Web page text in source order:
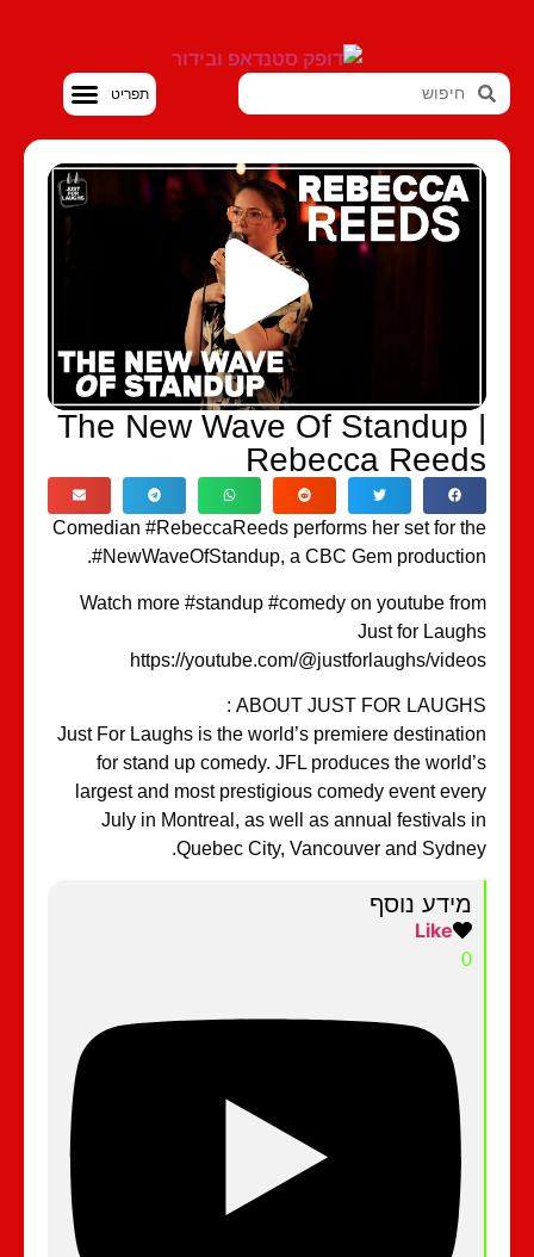
The New Wave Of Standup
Rebecca
Comedian #RebeccaReeds performs her set for
#NewWaveOfStandup, a CBC Gem
Watch more #standup #comedy on youtube
Just for
https://youtube.com/@justforlaughs/
ABOUT JUST FOR
Just For Laughs is the world’s premiere
for stand up comedy. JFL produces the
largest and most prestigious comedy event
July in Montreal, as well as annual festivals
Quebec City, Vancouver and
מידע נוסף